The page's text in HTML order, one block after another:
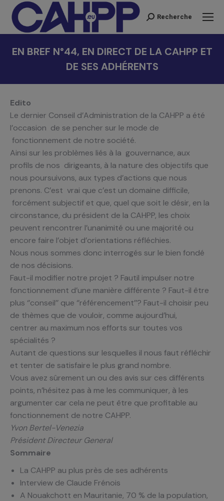
Recherche
Recherche
EN BREF N°44, EN DIRECT DE LA CAHPP ET
DE SES ADHÉRENTS
Edito
Le dernier Conseil d’Administration de la CAHPP a été
l’occasion de se pencher sur le mode de
fonctionnement de notre société.
Ainsi sur les problèmes liés à la gouvernance, aux
profils de nos dirigeants, à la nature des objectifs que
nous poursuivons, aux types d’actions que nous
prenons. C’est vrai que c’est un domaine difficile,
forcément subjectif et que, quel que soit le désir, en la
circonstance, du président de la CAHPP, les choix
peuvent rencontrer l’unanimité ou une majorité ou
encore faire l’objet d’orientations réfléchies.
Nous nous sommes donc interrogés sur le bien fondé
de nos décisions.
Faut-il modifier notre projet ? Fautil impulser notre
fonctionnement d’une manière différente ? Faut-il être
plus ‘’conseil’’ que ‘’référencement’’? Faut-il choisir peu
de thèmes que de vouloir, comme aujourd’hui,
centrer au maximum nos efforts sur toutes vos
spécialités ?
Autant de questions sur lesquelles il nous faut réfléchir
et tenter de satisfaire le plus grand nombre.
Vous avez sûrement un ou des avis sur ces différents
points, n’hésitez pas à me les communiquer, à les
argumenter car cela ne peut être que profitable au
fonctionnement de notre CAHPP.
Yvon Bertel-Venezia
Président Directeur General
Sommaire
La CAHPP au plus près de ses adhérents
Interview de Claude Frénois
A Nouakchott en Mauritanie, 70 % de la population,